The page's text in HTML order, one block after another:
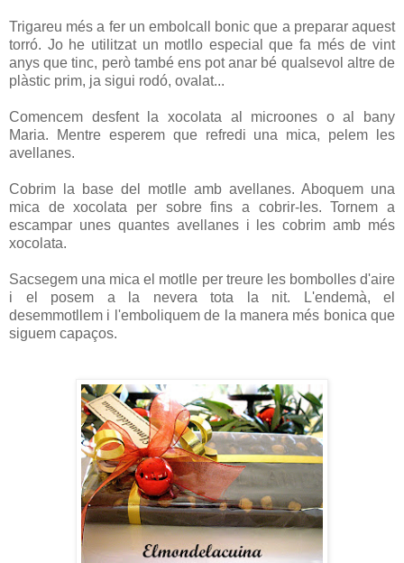
Trigareu més a fer un embolcall bonic que a preparar aquest
torró. Jo he utilitzat un motllo especial que fa més de vint
anys que tinc, però també ens pot anar bé qualsevol altre de
plàstic prim, ja sigui rodó, ovalat...
Comencem desfent la xocolata al microones o al bany
Maria. Mentre esperem que refredi una mica, pelem les
avellanes.
Cobrim la base del motlle amb avellanes. Aboquem una
mica de xocolata per sobre fins a cobrir-les. Tornem a
escampar unes quantes avellanes i les cobrim amb més
xocolata.
Sacsegem una mica el motlle per treure les bombolles d'aire
i el posem a la nevera tota la nit. L'endemà, el
desemmotllem i l'emboliquem de la manera més bonica que
siguem capaços.